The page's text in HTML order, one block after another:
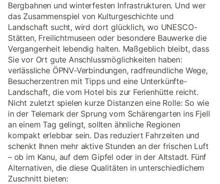
Bergbahnen und winterfesten Infrastrukturen. Und wer
das Zusammenspiel von Kulturgeschichte und
Landschaft sucht, wird dort glücklich, wo UNESCO-
Stätten, Freilichtmuseen oder besondere Bauwerke die
Vergangenheit lebendig halten. Maßgeblich bleibt, dass
Sie vor Ort gute Anschlussmöglichkeiten haben:
verlässliche ÖPNV-Verbindungen, radfreundliche Wege,
Besucherzentren mit Tipps und eine Unterkünfte-
Landschaft, die vom Hotel bis zur Ferienhütte reicht.
Nicht zuletzt spielen kurze Distanzen eine Rolle: So wie
in der Telemark der Sprung vom Schärengarten ins Fjell
an einem Tag gelingt, sollten ähnliche Regionen
kompakt erlebbar sein. Das reduziert Fahrzeiten und
schenkt Ihnen mehr aktive Stunden an der frischen Luft
– ob im Kanu, auf dem Gipfel oder in der Altstadt. Fünf
Alternativen, die diese Qualitäten in unterschiedlichem
Zuschnitt bieten: